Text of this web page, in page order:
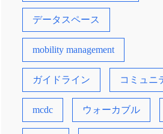
データスペース
mobility management
ガイドライン コミュニ
mcdc ウォーカブル